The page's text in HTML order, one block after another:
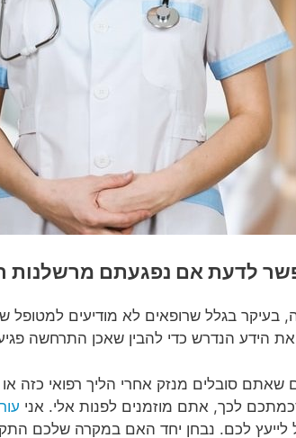
לדעת אם נפגעתם מרשלנות
בעיקר בגלל שרופאים לא מודיעים למטופל
הידע הנדרש כדי להבין שאכן התרחשה
סובלים מנזק אחרי הליך רפואי כזה
לכך, אתם מוזמנים לפנות אלי. אני
לייעץ לכם. נבחן יחד האם במקרה שלכם